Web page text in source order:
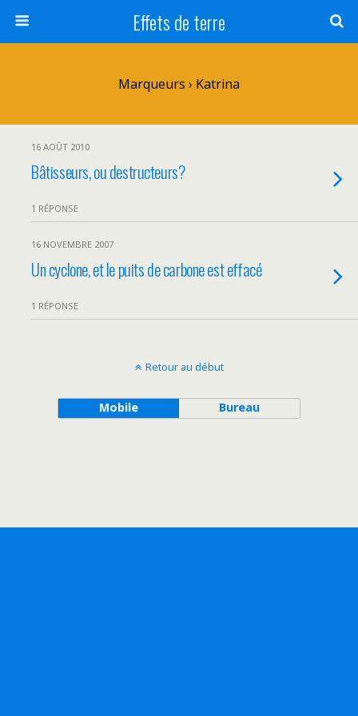
Effets de terre
Marqueurs › Katrina
16 AOÛT 2010
Bâtisseurs, ou destructeurs?
1 RÉPONSE
16 NOVEMBRE 2007
Un cyclone, et le puits de carbone est effacé
1 RÉPONSE
Retour au début
Mobile Bureau